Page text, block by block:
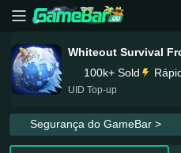
Whiteout Survival
100k+ Sold
UID Top-up
Segurança do GameBar >